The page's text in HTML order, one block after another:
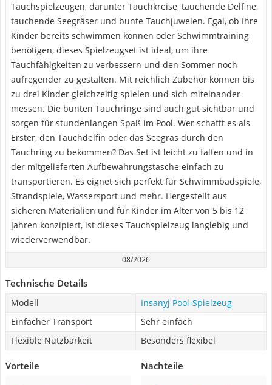
Tauchspielzeugen, darunter Tauchkreise, tauchende Delfine,
tauchende Seegräser und bunte Tauchjuwelen. Egal, ob Ihre
Kinder bereits schwimmen können oder Schwimmtraining
benötigen, dieses Spielzeugset ist ideal, um ihre
Tauchfähigkeiten zu verbessern und den Sommer noch
aufregender zu gestalten. Mit reichlich Zubehör können bis
zu drei Kinder gleichzeitig spielen und sich miteinander
messen. Die bunten Tauchringe sind auch gut sichtbar und
sorgen für stundenlangen Spaß im Pool. Wer schafft es als
Erster, den Tauchdelfin oder das Seegras durch den
Tauchring zu bekommen? Das Set ist leicht zu falten und in
der mitgelieferten Aufbewahrungstasche einfach zu
transportieren. Es eignet sich perfekt für Schwimmbadspiele,
Strandspiele, Wassersport und mehr. Hergestellt aus
sicheren Materialien und für Kinder im Alter von 5 bis 12
Jahren konzipiert, ist dieses Tauchspielzeug langlebig und
wiederverwendbar.
08/2026
Technische Details
Modell
Insanyj Pool-Spielzeug
Einfacher Transport
Sehr einfach
Flexible Nutzbarkeit
Besonders flexibel
Vorteile Nachteile